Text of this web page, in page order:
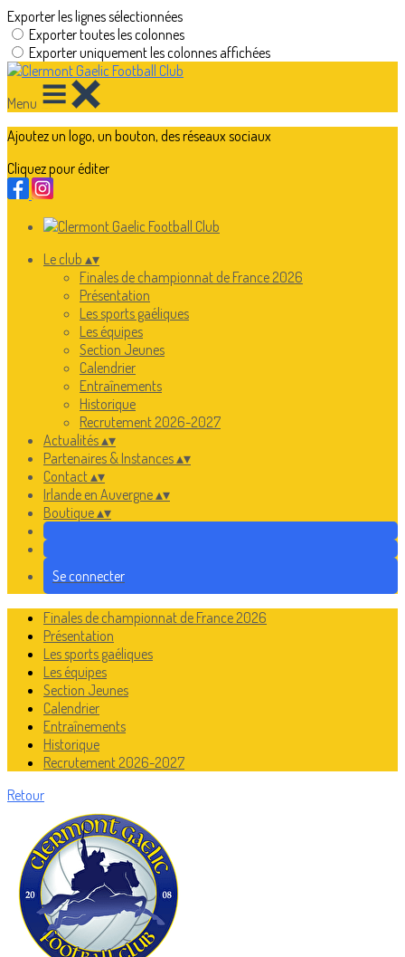
Exporter les lignes sélectionnées
Exporter toutes les colonnes
Exporter uniquement les colonnes affichées
Menu
Ajoutez un logo, un bouton, des réseaux sociaux
Cliquez pour éditer
Le club ▴▾
Finales de championnat de France 2026
Présentation
Les sports gaéliques
Les équipes
Section Jeunes
Calendrier
Entraînements
Historique
Recrutement 2026-2027
Actualités▴▾
Partenaires & Instances▴▾
Contact▴▾
Irlande en Auvergne▴▾
Boutique▴▾
Se connecter
Finales de championnat de France 2026
Présentation
Les sports gaéliques
Les équipes
Section Jeunes
Calendrier
Entraînements
Historique
Recrutement 2026-2027
Retour